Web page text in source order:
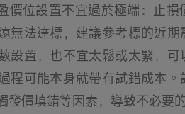
價位設置不宜過於極端：止損
無法達標，建議參考標的近
設置，也不宜太鬆或太緊，
程可能本身就帶有試錯成本
發價填錯等因素，導致不必要